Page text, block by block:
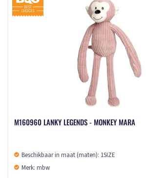
M160960 LANKY LEGENDS - MONKEY MARA
Beschikbaar in maat (maten): 1SIZE
Merk: mbw